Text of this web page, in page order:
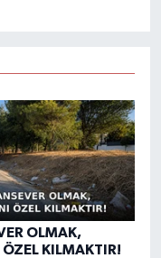
OLMAK,
KILMAKTIR!